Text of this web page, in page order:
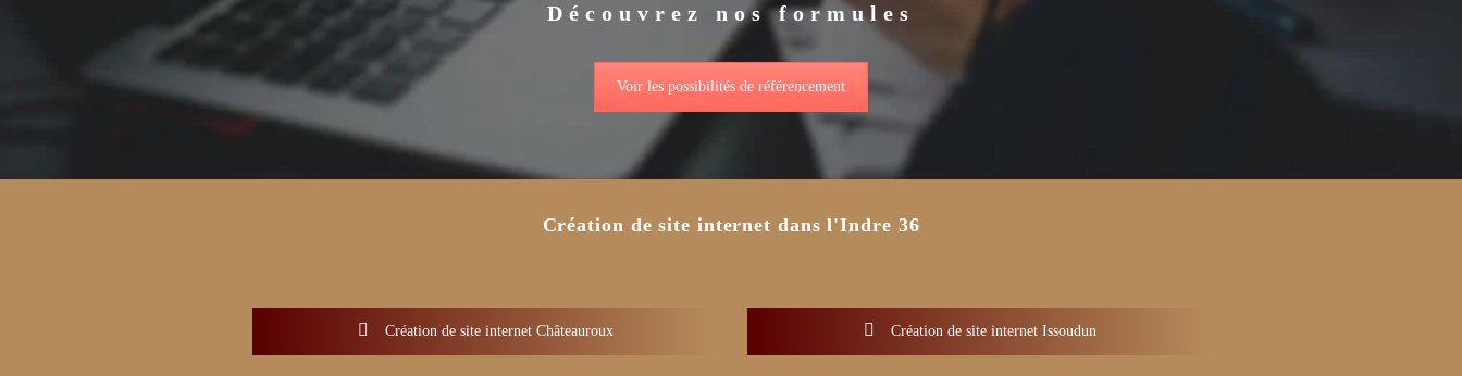
Découvrez nos formules
Voir les possibilités de référencement
Création de site internet dans l'Indre 36
Création de site internet Châteauroux Création de site internet Issoudun